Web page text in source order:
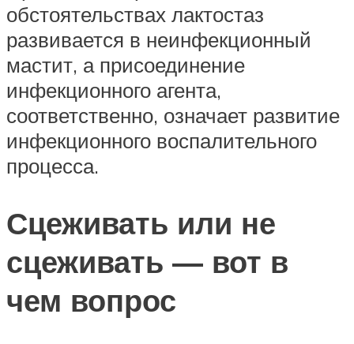
обстоятельствах лактостаз
развивается в неинфекционный
мастит, а присоединение
инфекционного агента,
соответственно, означает развитие
инфекционного воспалительного
процесса.
Сцеживать или не
сцеживать — вот в
чем вопрос